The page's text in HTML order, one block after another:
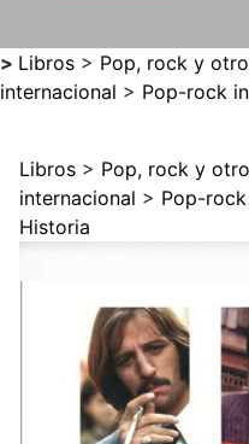
> Libros > Pop, rock y
internacional > Pop-rock
Libros > Pop, rock y
internacional > Pop-
Historia